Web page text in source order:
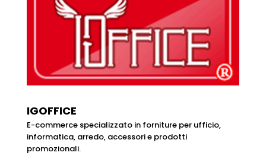
IGOFFICE
E-commerce specializzato in forniture per ufficio,
informatica, arredo, accessori e prodotti
promozionali.